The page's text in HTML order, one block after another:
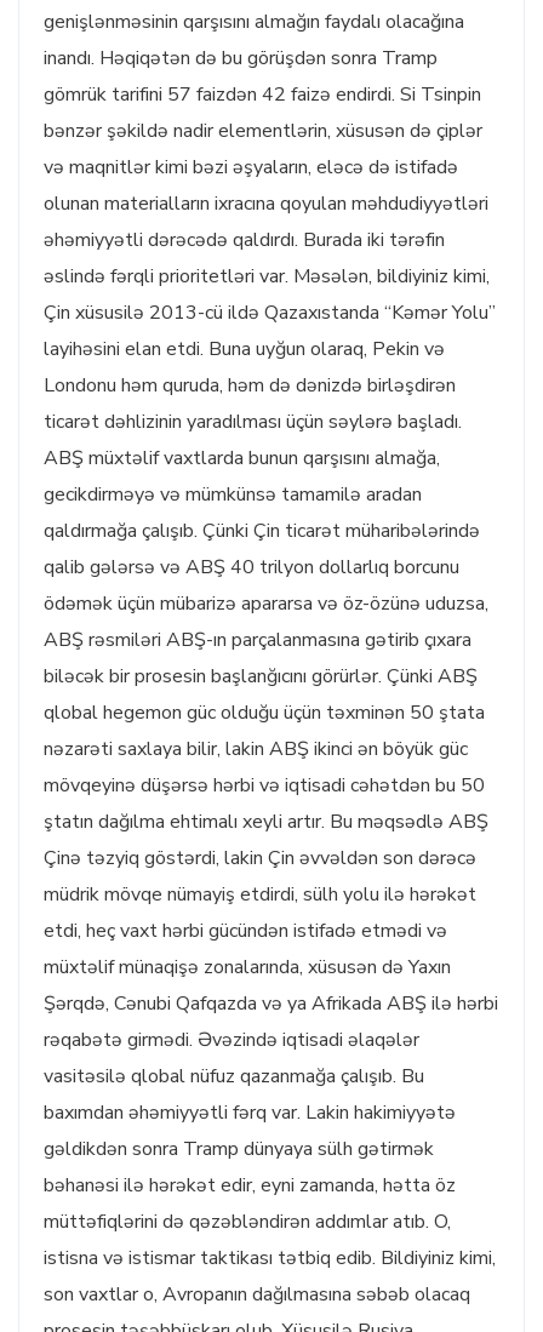
genişlənməsinin qarşısını almağın faydalı olacağına
inandı. Həqiqətən də bu görüşdən sonra Tramp
gömrük tarifini 57 faizdən 42 faizə endirdi. Si Tsinpin
bənzər şəkildə nadir elementlərin, xüsusən də çiplər
və maqnitlər kimi bəzi əşyaların, eləcə də istifadə
olunan materialların ixracına qoyulan məhdudiyyətləri
əhəmiyyətli dərəcədə qaldırdı. Burada iki tərəfin
əslində fərqli prioritetləri var. Məsələn, bildiyiniz kimi,
Çin xüsusilə 2013-cü ildə Qazaxıstanda “Kəmər Yolu”
layihəsini elan etdi. Buna uyğun olaraq, Pekin və
Londonu həm quruda, həm də dənizdə birləşdirən
ticarət dəhlizinin yaradılması üçün səylərə başladı.
ABŞ müxtəlif vaxtlarda bunun qarşısını almağa,
gecikdirməyə və mümkünsə tamamilə aradan
qaldırmağa çalışıb. Çünki Çin ticarət müharibələrində
qalib gələrsə və ABŞ 40 trilyon dollarlıq borcunu
ödəmək üçün mübarizə apararsa və öz-özünə uduzsa,
ABŞ rəsmiləri ABŞ-ın parçalanmasına gətirib çıxara
biləcək bir prosesin başlanğıcını görürlər. Çünki ABŞ
qlobal hegemon güc olduğu üçün təxminən 50 ştata
nəzarəti saxlaya bilir, lakin ABŞ ikinci ən böyük güc
mövqeyinə düşərsə hərbi və iqtisadi cəhətdən bu 50
ştatın dağılma ehtimalı xeyli artır. Bu məqsədlə ABŞ
Çinə təzyiq göstərdi, lakin Çin əvvəldən son dərəcə
müdrik mövqe nümayiş etdirdi, sülh yolu ilə hərəkət
etdi, heç vaxt hərbi gücündən istifadə etmədi və
müxtəlif münaqişə zonalarında, xüsusən də Yaxın
Şərqdə, Cənubi Qafqazda və ya Afrikada ABŞ ilə hərbi
rəqabətə girmədi. Əvəzində iqtisadi əlaqələr
vasitəsilə qlobal nüfuz qazanmağa çalışıb. Bu
baxımdan əhəmiyyətli fərq var. Lakin hakimiyyətə
gəldikdən sonra Tramp dünyaya sülh gətirmək
bəhanəsi ilə hərəkət edir, eyni zamanda, hətta öz
müttəfiqlərini də qəzəbləndirən addımlar atıb. O,
istisna və istismar taktikası tətbiq edib. Bildiyiniz kimi,
son vaxtlar o, Avropanın dağılmasına səbəb olacaq